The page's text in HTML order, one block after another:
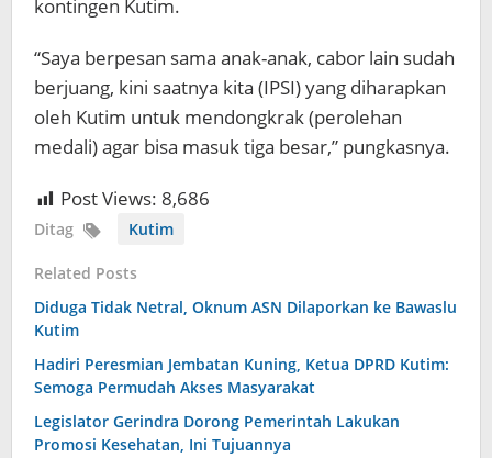
kontingen Kutim.
“Saya berpesan sama anak-anak, cabor lain sudah
berjuang, kini saatnya kita (IPSI) yang diharapkan
oleh Kutim untuk mendongkrak (perolehan
medali) agar bisa masuk tiga besar,” pungkasnya.
Post Views: 8,686
Ditag Kutim
Related Posts
Diduga Tidak Netral, Oknum ASN Dilaporkan ke Bawaslu
Kutim
Hadiri Peresmian Jembatan Kuning, Ketua DPRD Kutim:
Semoga Permudah Akses Masyarakat
Legislator Gerindra Dorong Pemerintah Lakukan
Promosi Kesehatan, Ini Tujuannya